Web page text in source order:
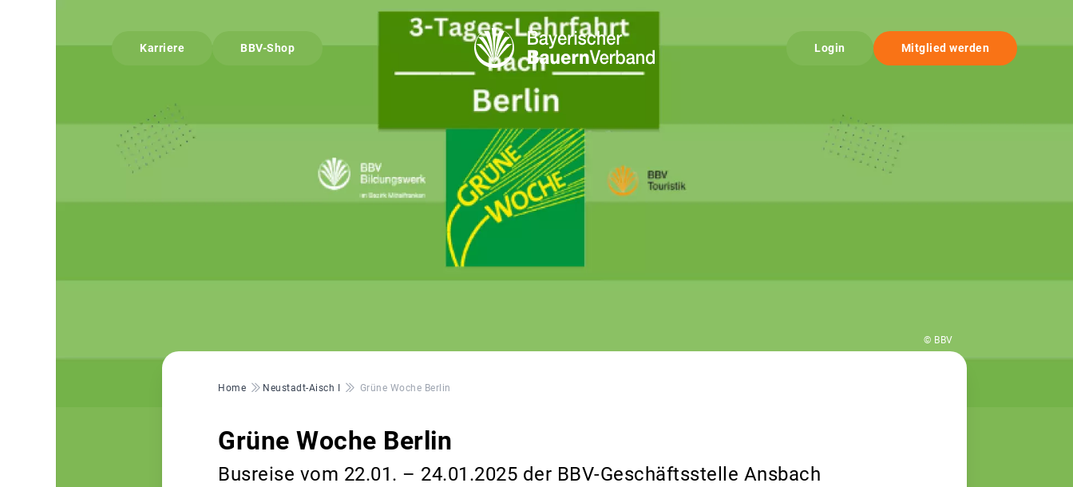
Karriere BBV-Shop Login Mitglied werden
© BBV
Pfadnavigation
Home Neustadt-Aisch I Grüne Woche Berlin
Grüne Woche Berlin
Busreise vom 22.01. – 24.01.2025 der BBV-Geschäftsstelle Ansbach